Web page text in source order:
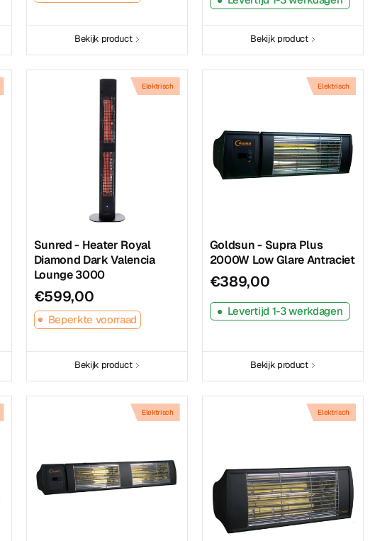
Bekijk product Bekijk product
Elektrisch
Sunred - Heater Royal
Diamond Dark Valencia
Lounge 3000
€599,00
Beperkte voorraad
Bekijk product
Elektrisch
Goldsun - Supra Plus
2000W Low Glare Antraciet
€389,00
Levertijd 1-3 werkdagen
Bekijk product
Elektrisch Elektrisch